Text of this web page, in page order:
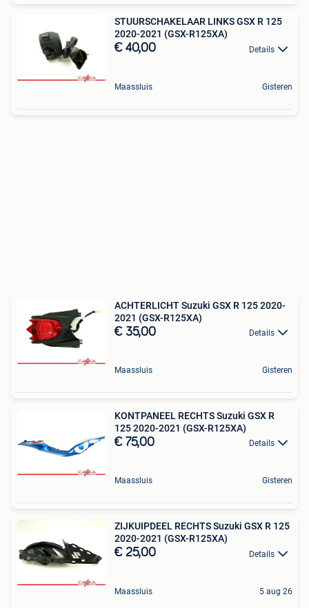
STUURSCHAKELAAR LINKS GSX R 125
2020-2021 (GSX-R125XA)
€ 40,00 Details
Maassluis Gisteren
ACHTERLICHT Suzuki GSX R 125 2020-
2021 (GSX-R125XA)
€ 35,00 Details
Maassluis Gisteren
KONTPANEEL RECHTS Suzuki GSX R
125 2020-2021 (GSX-R125XA)
€ 75,00 Details
Maassluis Gisteren
ZIJKUIPDEEL RECHTS Suzuki GSX R 125
2020-2021 (GSX-R125XA)
€ 25,00 Details
Maassluis 5 aug 26